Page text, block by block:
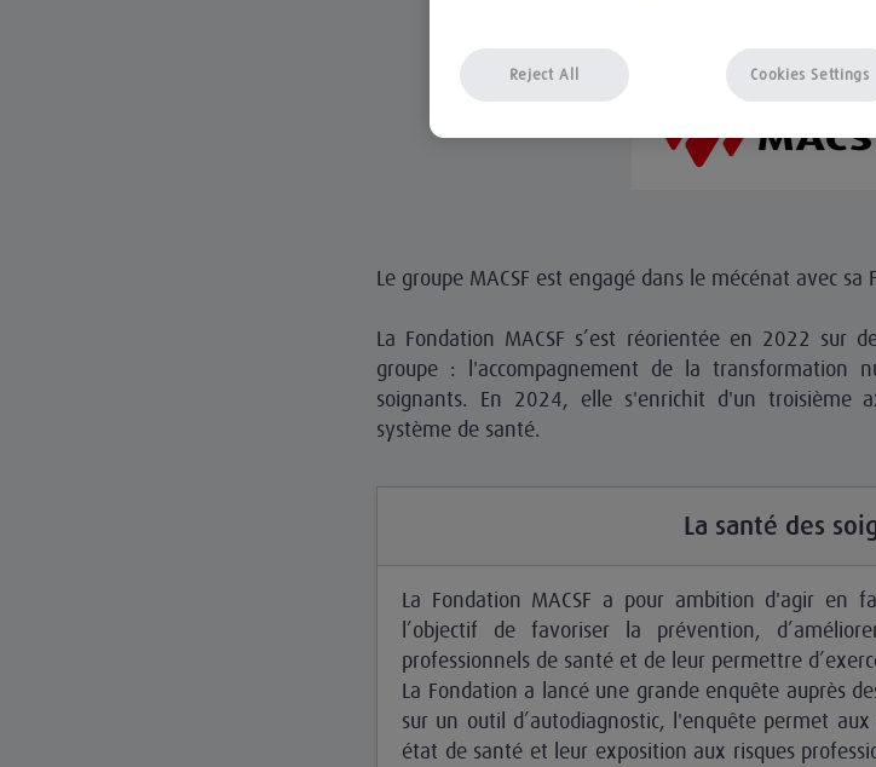
Le groupe MACSF est engagé dans le mécénat avec
La Fondation MACSF s’est réorientée en 2022 sur
groupe : l'accompagnement de la transformation
soignants. En 2024, elle s'enrichit d'un troisième
système de santé.
La santé des
La Fondation MACSF a pour ambition d'agir en
l’objectif de favoriser la prévention,
professionnels de santé et de leur permettre
La Fondation a lancé une grande enquête auprès
sur un outil d’autodiagnostic, l'enquête permet
état de santé et leur exposition aux risques
Reject All Cookies Settings